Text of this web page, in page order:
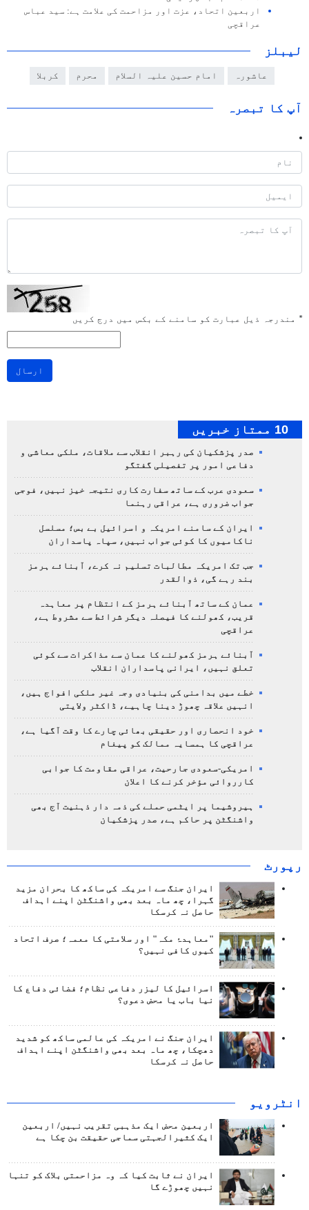
اربعین اتحاد، عزت اور مزاحمت کی علامت ہے: سید عباس
عراقچی
لیبلز
عاشورہ امام حسین علیہ السلام محرم کربلا
آپ کا تبصرہ
* مندرجہ ذیل عبارت کو سامنے کے بکس میں درج کریں
ارسال
10 ممتاز خبریں
صدر پزشکیان کی رہبر انقلاب سے ملاقات، ملکی معاشی و
دفاعی امور پر تفصیلی گفتگو
سعودی عرب کے ساتھ سفارت کاری نتیجہ خیز نہیں، فوجی
جواب ضروری ہے، عراقی رہنما
ایران کے سامنے امریکہ و اسرائیل بے بس؛ مسلسل
ناکامیوں کا کوئی جواب نہیں، سپاہ پاسداران
جب تک امریکہ مطالبات تسلیم نہ کرے، آبنائے ہرمز
بند رہے گی، ذوالقدر
عمان کے ساتھ آبنائے ہرمز کے انتظام پر معاہدہ
قریب، کھولنے کا فیصلہ دیگر شرائط سے مشروط ہے،
عراقچی
آبنائے ہرمز کھولنے کا عمان سے مذاکرات سے کوئی
تعلق نہیں، ایرانی پاسداران انقلاب
خطے میں بدامنی کی بنیادی وجہ غیر ملکی افواج ہیں،
انہیں علاقہ چھوڑ دینا چاہیے، ڈاکٹر ولایتی
خود انحصاری اور حقیقی بھائی چارے کا وقت آگیا ہے،
عراقچی کا ہمسایہ ممالک کو پیغام
امریکی-سعودی جارحیت، عراقی مقاومت کا جوابی
کارروائی مؤخر کرنے کا اعلان
ہیروشیما پر ایٹمی حملے کی ذمہ دار ذہنیت آج بھی
واشنگٹن پر حاکم ہے، صدر پزشکیان
رپورٹ
ایران جنگ سے امریکہ کی ساکھ کا بحران مزید
گہرا، چھ ماہ بعد بھی واشنگٹن اپنے اہداف
حاصل نہ کرسکا
"معاہدۂ مکہ" اور سلامتی کا معمہ؛ صرف اتحاد
کیوں کافی نہیں؟
اسرائیل کا لیزر دفاعی نظام؛ فضائی دفاع کا
نیا باب یا محض دعوی؟
ایران جنگ نے امریکہ کی عالمی ساکھ کو شدید
دھچکا، چھ ماہ بعد بھی واشنگٹن اپنے اہداف
حاصل نہ کرسکا
انٹرويو
اربعین محض ایک مذہبی تقریب نہیں/ اربعین
ایک کثیرالجہتی سماجی حقیقت بن چکا ہے
ایران نے ثابت کیا کہ وہ مزاحمتی بلاک کو تنہا
نہیں چھوڑے گا